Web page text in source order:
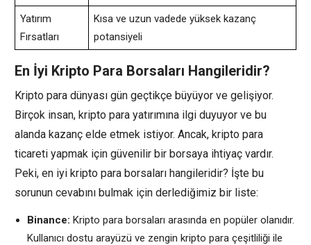
Yatırım
Fırsatları
Kısa ve uzun vadede yüksek kazanç
potansiyeli
En İyi Kripto Para Borsaları Hangileridir?
Kripto para dünyası gün geçtikçe büyüyor ve gelişiyor.
Birçok insan, kripto para yatırımına ilgi duyuyor ve bu
alanda kazanç elde etmek istiyor. Ancak, kripto para
ticareti yapmak için güvenilir bir borsaya ihtiyaç vardır.
Peki, en iyi kripto para borsaları hangileridir? İşte bu
sorunun cevabını bulmak için derlediğimiz bir liste:
Binance: Kripto para borsaları arasında en popüler olanıdır.
Kullanıcı dostu arayüzü ve zengin kripto para çeşitliliği ile